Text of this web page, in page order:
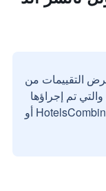
التقييمات من
تم إجراؤها
بواسطة مستخدمين حقيقيين مع HotelsCombined أو